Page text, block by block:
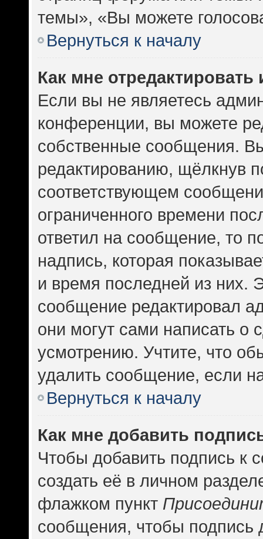
темы», «Вы можете
Вернуться к началу
Как мне
Если вы не являетесь
конференции, вы можете
собственные сообщения.
редактированию, щёлкнув
соответствующем
ограниченного времени
ответил на сообщение, то
надпись, которая
и время последней из них.
сообщение редактировал
они могут сами написать о
усмотрению. Учтите, что
удалить сообщение, если
Вернуться к началу
Как мне добавить
Чтобы добавить подпись
создать её в личном
флажком пункт
сообщения, чтобы подпись